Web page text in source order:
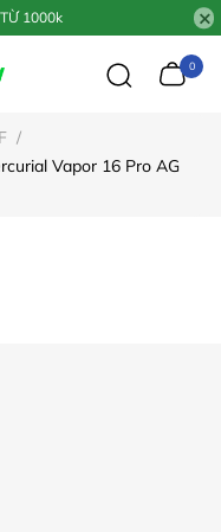
1000k
0
/
Vapor 16 Pro AG